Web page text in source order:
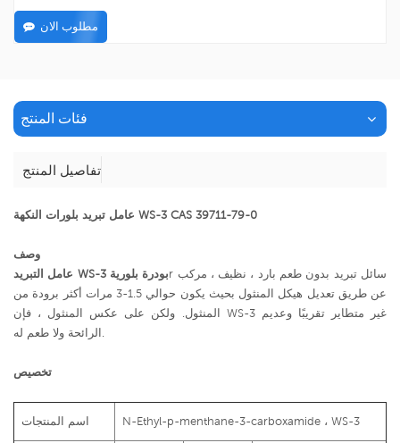
مطلوب الان
فئات المنتج
تفاصيل المنتج
عامل تبريد بلورات النكهة WS-3 CAS 39711-79-0
وصف
عامل التبريد WS-3 بودرة بلوريةr سائل تبريد بدون طعم بارد ، نظيف ، مركب
عن طريق تعديل هيكل المنثول بحيث يكون حوالي 1.5-3 مرات أكثر برودة من
المنثول. ولكن على عكس المنثول ، فإن WS-3 غير متطاير تقريبًا وعديم
الرائحة ولا طعم له.
تخصيص
اسم المنتجات N-Ethyl-p-menthane-3-carboxamide ، WS-3